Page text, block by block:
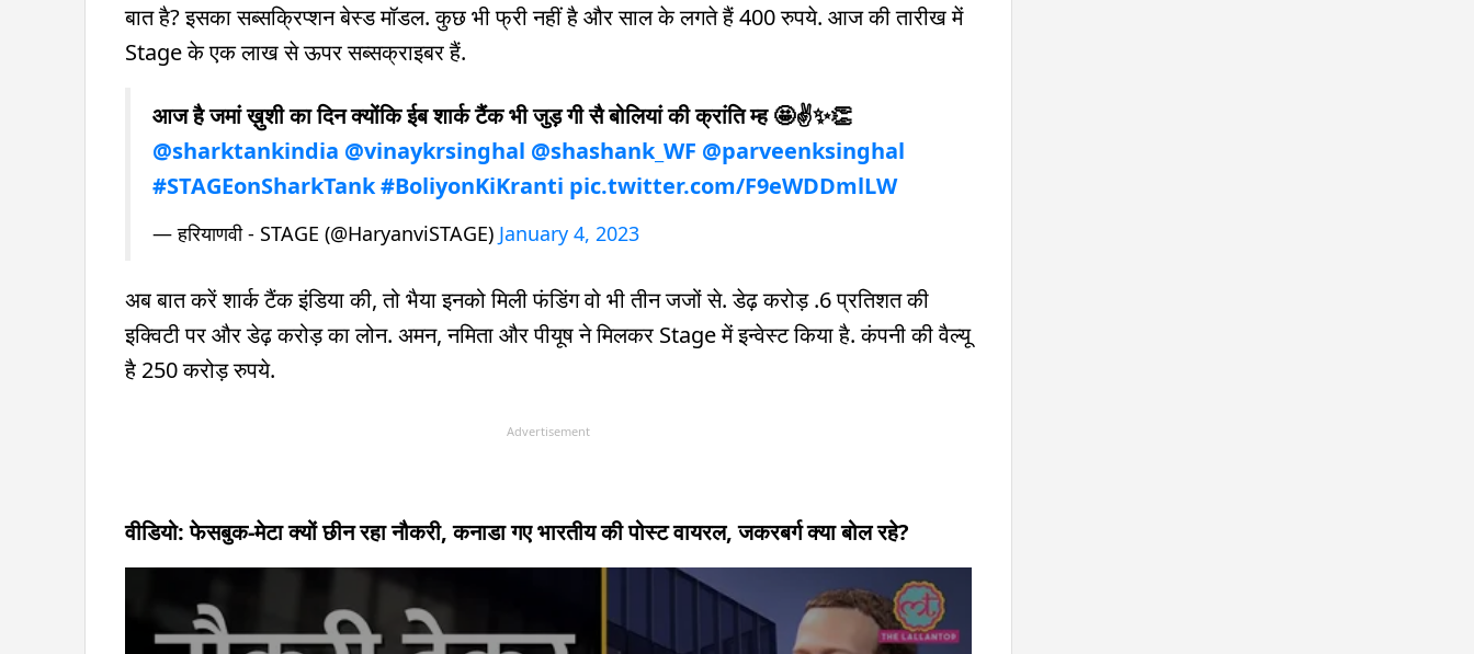
बात है? इसका सब्सक्रिप्शन बेस्ड मॉडल. कुछ भी फ्री नहीं है और साल के लगते हैं 400 रुपये. आज की तारीख में
Stage के एक लाख से ऊपर सब्सक्राइबर हैं.
आज है जमां ख़ुशी का दिन क्योंकि ईब शार्क टैंक भी जुड़ गी सै बोलियां की क्रांति म्ह 🤩✌️✨👏
@sharktankindia @vinaykrsinghal @shashank_WF @parveenksinghal
#STAGEonSharkTank#BoliyonKiKranti pic.twitter.com/F9eWDDmlLW
— हरियाणवी - STAGE (@HaryanviSTAGE) January 4, 2023
अब बात करें शार्क टैंक इंडिया की, तो भैया इनको मिली फंडिंग वो भी तीन जजों से. डेढ़ करोड़ .6 प्रतिशत की
इक्विटी पर और डेढ़ करोड़ का लोन. अमन, नमिता और पीयूष ने मिलकर Stage में इन्वेस्ट किया है. कंपनी की वैल्यू
है 250 करोड़ रुपये.
Advertisement
वीडियो: फेसबुक-मेटा क्यों छीन रहा नौकरी, कनाडा गए भारतीय की पोस्ट वायरल, जकरबर्ग क्या बोल रहे?